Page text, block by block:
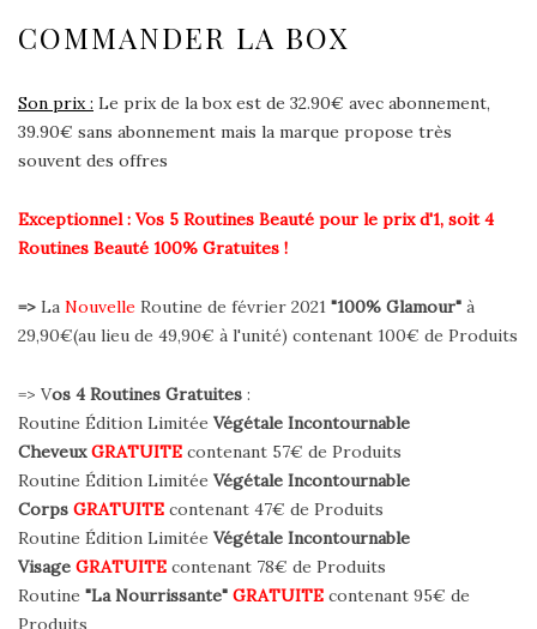
COMMANDER LA BOX
Son prix : Le prix de la box est de 32.90€ avec abonnement,
39.90€ sans abonnement mais la marque propose très
souvent des offres
Exceptionnel : Vos 5 Routines Beauté pour le prix d'1, soit 4
Routines Beauté 100% Gratuites !
=> La Nouvelle Routine de février 2021 "100% Glamour" à
29,90€(au lieu de 49,90€ à l'unité) contenant 100€ de Produits
=> Vos 4 Routines Gratuites :
Routine Édition Limitée Végétale Incontournable
Cheveux GRATUITE contenant 57€ de Produits
Routine Édition Limitée Végétale Incontournable
Corps GRATUITE contenant 47€ de Produits
Routine Édition Limitée Végétale Incontournable
Visage GRATUITE contenant 78€ de Produits
Routine "La Nourrissante" GRATUITE contenant 95€ de
Produits